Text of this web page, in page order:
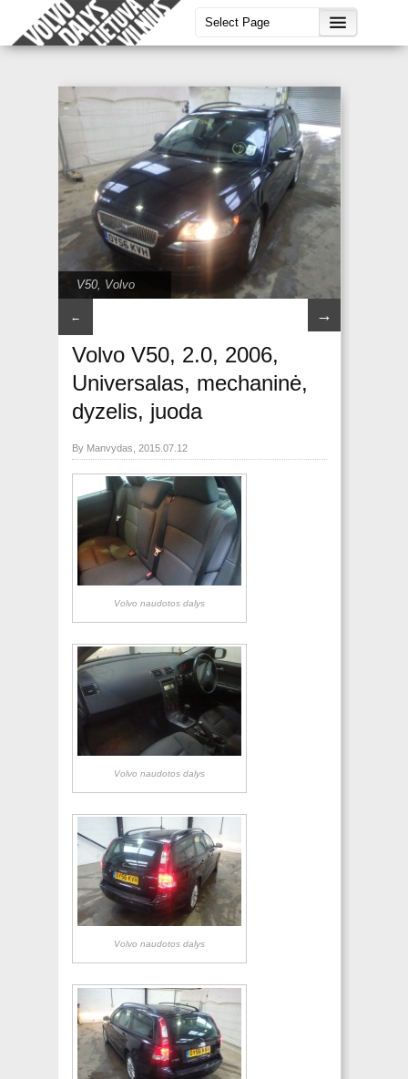
V50 Volvo
← →
Volvo V50, 2.0, 2006,
Universalas, mechaninė,
dyzelis, juoda
By Manvydas, 2015.07.12
Volvo naudotos dalys
Volvo naudotos dalys
Volvo naudotos dalys